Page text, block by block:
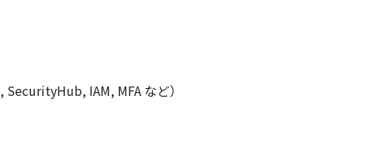
IAM, MFA など）